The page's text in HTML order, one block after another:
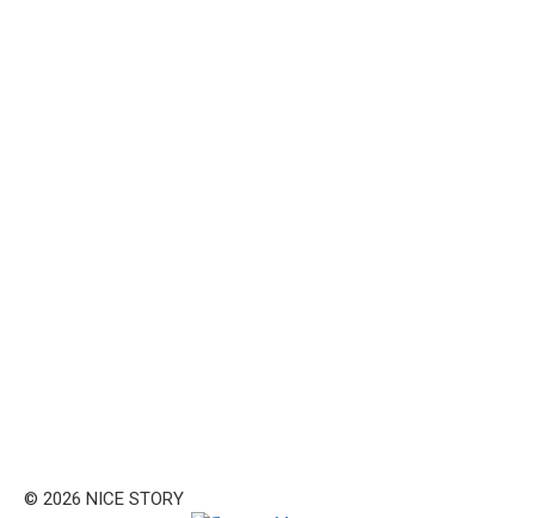
© 2026 NICE STORY